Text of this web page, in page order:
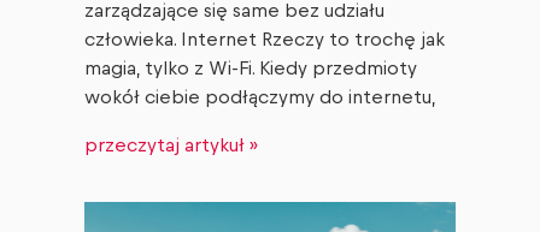
zarządzające się same bez udziału
człowieka. Internet Rzeczy to trochę jak
magia, tylko z Wi-Fi. Kiedy przedmioty
wokół ciebie podłączymy do internetu,
przeczytaj artykuł »